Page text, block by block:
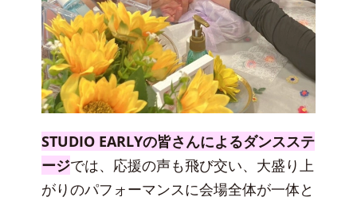
STUDIO EARLYの皆さんによるダンスステ
ージでは、応援の声も飛び交い、大盛り上
がりのパフォーマンスに会場全体が一体と